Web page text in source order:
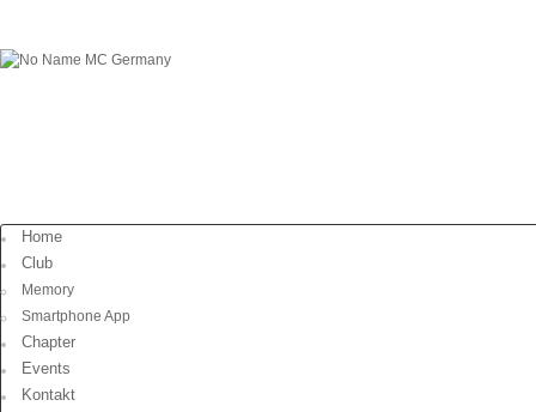
Home
Club
Memory
Smartphone App
Chapter
Events
Kontakt